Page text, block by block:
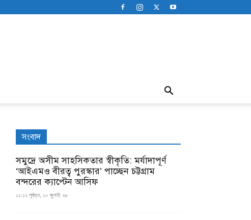
সংবাদ
সমুদ্রে অসীম সাহসিকতার স্বীকৃতি: মর্যাদাপূর্ণ
‘আইএমও বীরত্ব পুরস্কার’ পাচ্ছেন চট্টগ্রাম
বন্দরের ক্যাপ্টেন আসিফ
১১:১২ পূর্বাহ্ন, ১০ জুলাই ২৬